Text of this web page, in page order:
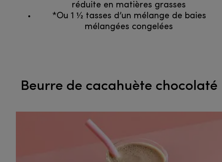
réduite en matières grasses
*Ou 1 1⁄2 tasses d’un mélange de baies
mélangées congelées
Beurre de cacahuète chocolaté